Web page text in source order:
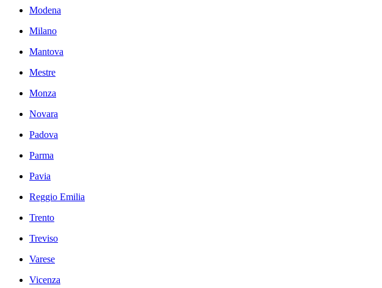
Modena
Milano
Mantova
Mestre
Monza
Novara
Padova
Parma
Pavia
Reggio Emilia
Trento
Treviso
Varese
Vicenza